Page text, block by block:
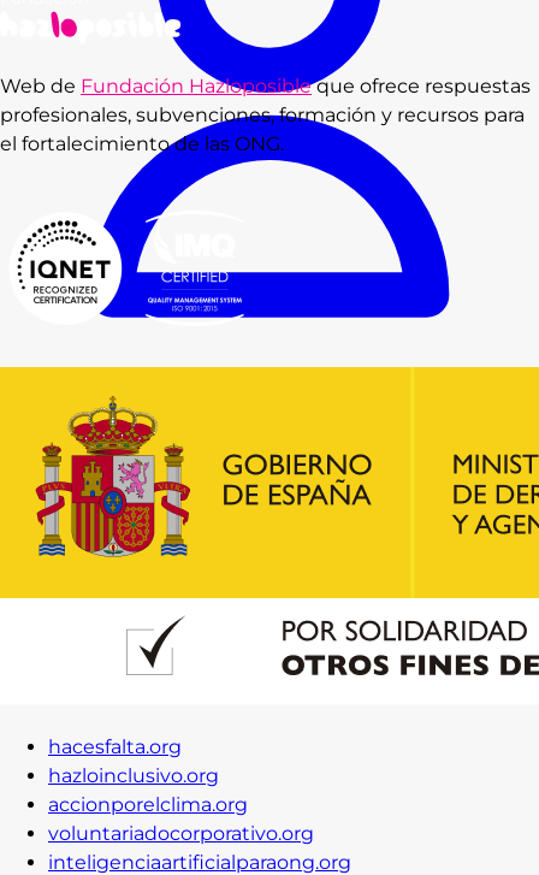
Consultas
Subvenciones
Recursos
Formación
Blog
Contacto
Iniciar Sesión
Web de Fundación Hazloposible que ofrece respuestas
profesionales, subvenciones, formación y recursos para
el fortalecimiento de las ONG.
hacesfalta.org
hazloinclusivo.org
accionporelclima.org
voluntariadocorporativo.org
inteligenciaartificialparaong.org